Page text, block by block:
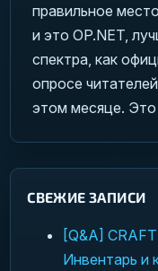
правильное
и это OP.NET,
спектра, как
опросе
этом месяце.
СВЕЖИЕ ЗАПИСИ
[Q&A]
Инвентарь и